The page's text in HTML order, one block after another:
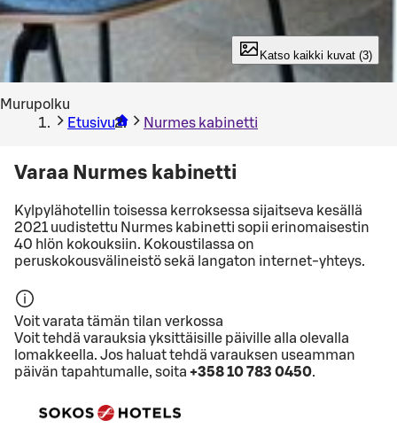
Katso kaikki kuvat (3)
Murupolku
Etusivu
Nurmes kabinetti
Varaa Nurmes kabinetti
Kylpylähotellin toisessa kerroksessa sijaitseva kesällä
2021 uudistettu Nurmes kabinetti sopii erinomaisestin
40 hlön kokouksiin. Kokoustilassa on
peruskokousvälineistö sekä langaton internet-yhteys.
Voit varata tämän tilan verkossa
Voit tehdä varauksia yksittäisille päiville alla olevalla
lomakkeella. Jos haluat tehdä varauksen useamman
päivän tapahtumalle, soita +358 10 783 0450.